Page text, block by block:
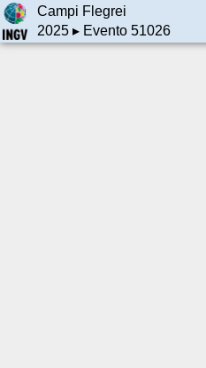
Campi Flegrei
2025▸ Evento 51026